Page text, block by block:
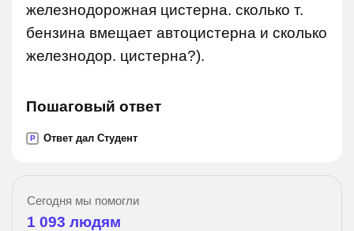
железнодорожная цистерна. сколько т.
бензина вмещает автоцистерна и сколько
железнодор. цистерна?).
Пошаговый ответ
P Ответ дал Студент
Сегодня мы помогли
1 093 людям